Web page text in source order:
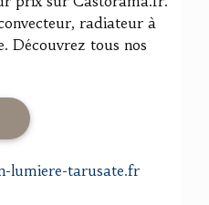
radiateur à
Découvrez tous nos
lumiere-tarusate.fr